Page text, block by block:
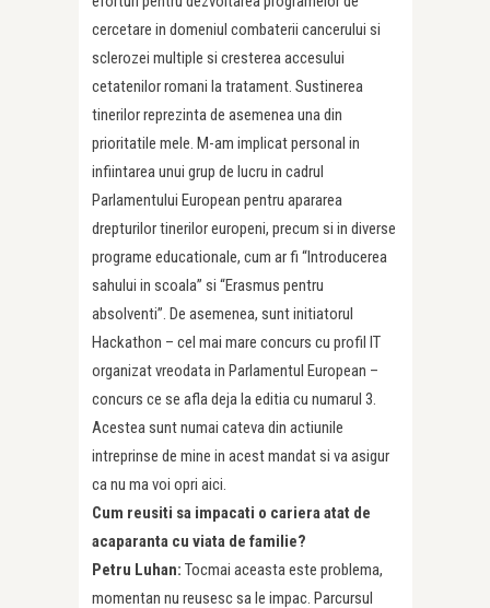
cercetare in domeniul combaterii cancerului si
sclerozei multiple si cresterea accesului
cetatenilor romani la tratament. Sustinerea
tinerilor reprezinta de asemenea una din
prioritatile mele. M-am implicat personal in
infiintarea unui grup de lucru in cadrul
Parlamentului European pentru apararea
drepturilor tinerilor europeni, precum si in diverse
programe educationale, cum ar fi “Introducerea
sahului in scoala” si “Erasmus pentru
absolventi”. De asemenea, sunt initiatorul
Hackathon – cel mai mare concurs cu profil IT
organizat vreodata in Parlamentul European –
concurs ce se afla deja la editia cu numarul 3.
Acestea sunt numai cateva din actiunile
intreprinse de mine in acest mandat si va asigur
ca nu ma voi opri aici.
Cum reusiti sa impacati o cariera atat de
acaparanta cu viata de familie?
Petru Luhan: Tocmai aceasta este problema,
momentan nu reusesc sa le impac. Parcursul